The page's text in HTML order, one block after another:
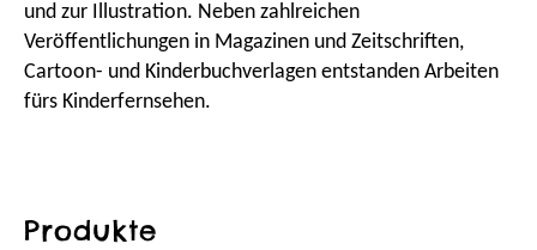
und zur Illustration. Neben zahlreichen
Veröffentlichungen in Magazinen und Zeitschriften,
Cartoon- und Kinderbuchverlagen entstanden Arbeiten
fürs Kinderfernsehen.
Produkte